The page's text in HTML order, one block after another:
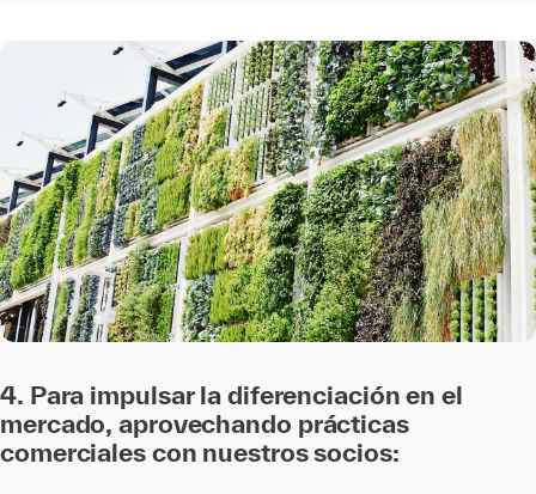
4. Para impulsar la diferenciación en el
mercado, aprovechando prácticas
comerciales con nuestros socios: